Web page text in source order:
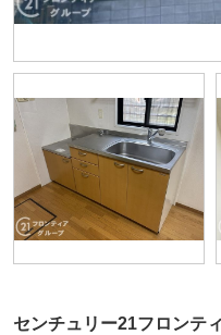
センチュリー21フロンテ